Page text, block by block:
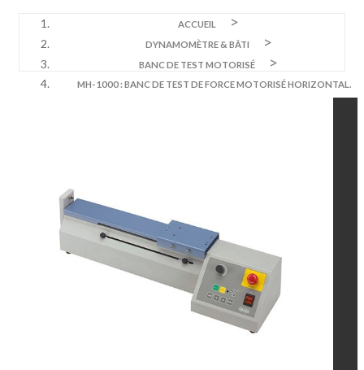
ACCUEIL
DYNAMOMÈTRE & BÂTI
BANC DE TEST MOTORISÉ
MH-1000 : BANC DE TEST DE FORCE MOTORISÉ HORIZONTAL.